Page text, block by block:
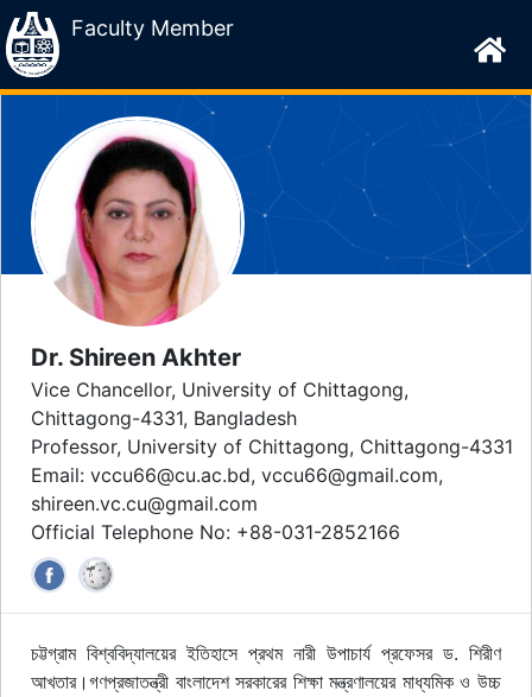
Faculty Member
Dr. Shireen Akhter
Vice Chancellor, University of Chittagong,
Chittagong-4331, Bangladesh
Professor, University of Chittagong, Chittagong-4331
Email: vccu66@cu.ac.bd, vccu66@gmail.com,
shireen.vc.cu@gmail.com
Official Telephone No: +88-031-2852166
চট্টগ্রাম বিশ্ববিদ্যালয়ের ইতিহাসে প্রথম নারী উপাচার্য প্রফেসর ড. শিরীণ
আখতার।গণপ্রজাতন্ত্রী বাংলাদেশ সরকারের শিক্ষা মন্ত্রণালয়ের মাধ্যমিক ও উচ্চ